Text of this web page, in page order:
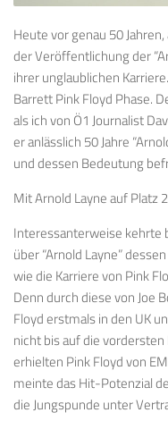
Heute vor genau 50
der Veröffentlichung der
ihrer unglaublichen
Barrett Pink Floyd Phase.
als ich von Ö1 Journalist
er anlässlich 50 Jahre
und dessen Bedeutung
Mit Arnold Layne auf Platz
Interessanterweise kehrte
über “Arnold Layne”
wie die Karriere von Pink
Denn durch diese von Joe
Floyd erstmals in den UK
nicht bis auf die
erhielten Pink Floyd von
meinte das Hit-Potenzial
die Jungspunde unter